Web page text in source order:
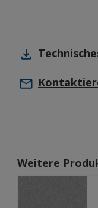
Weitere